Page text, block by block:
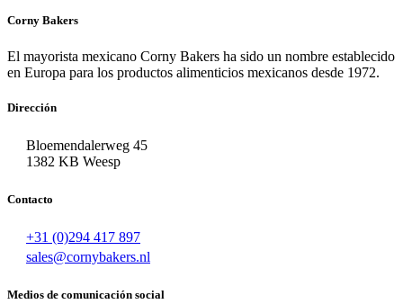
Corny Bakers
El mayorista mexicano Corny Bakers ha sido un nombre establecido
en Europa para los productos alimenticios mexicanos desde 1972.
Dirección
Bloemendalerweg 45
1382 KB Weesp
Contacto
+31 (0)294 417 897
sales@cornybakers.nl
Medios de comunicación social